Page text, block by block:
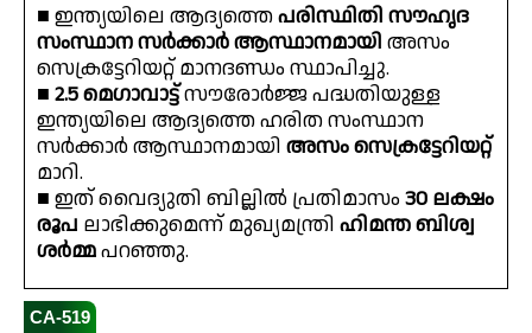
■ ഇന്ത്യയിലെ ആദ്യത്തെപരിസ്ഥിതി സൗഹൃദ
സംസ്ഥാന സർക്കാർ ആസ്ഥാനമായി അസം
സെക്രട്ടേറിയറ്റ് മാനദണ്ഡം സ്ഥാപിച്ചു.
■ 2.5 മെഗാവാട്ട്സൗരോർജ്ജ പദ്ധതിയുള്ള
ഇന്ത്യയിലെ ആദ്യത്തെ ഹരിത സംസ്ഥാന
സർക്കാർ ആസ്ഥാനമായി അസം സെക്രട്ടേറിയറ്റ്
മാറി.
■ ഇത് വൈദ്യുതി ബില്ലിൽ പ്രതിമാസം 30 ലക്ഷം
രൂപ ലാഭിക്കുമെന്ന് മുഖ്യമന്ത്രി ഹിമന്ത ബിശ്വ
ശർമ്മപറഞ്ഞു.
CA-519